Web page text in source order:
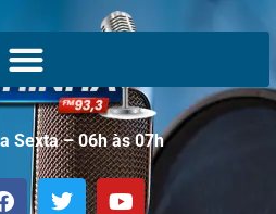
Sexta – 06h às 07h